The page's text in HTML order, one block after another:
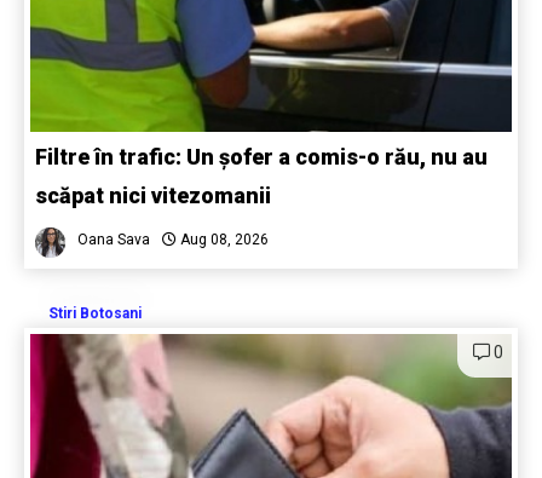
Filtre în trafic: Un șofer a comis-o rău, nu au
scăpat nici vitezomanii
Oana Sava Aug 08, 2026
Stiri Botosani
0